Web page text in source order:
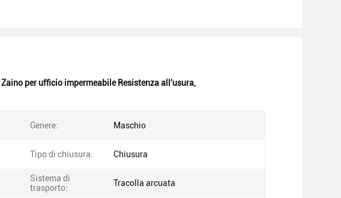
Zaino per ufficio impermeabile Resistenza all'usura,
Genere: Maschio
Tipo di chiusura: Chiusura
Sistema di
trasporto:
Tracolla arcuata